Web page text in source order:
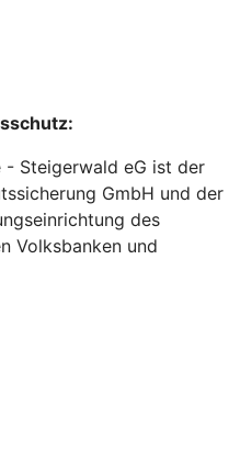
- Steigerwald eG ist der
GmbH und der
des
Volksbanken und